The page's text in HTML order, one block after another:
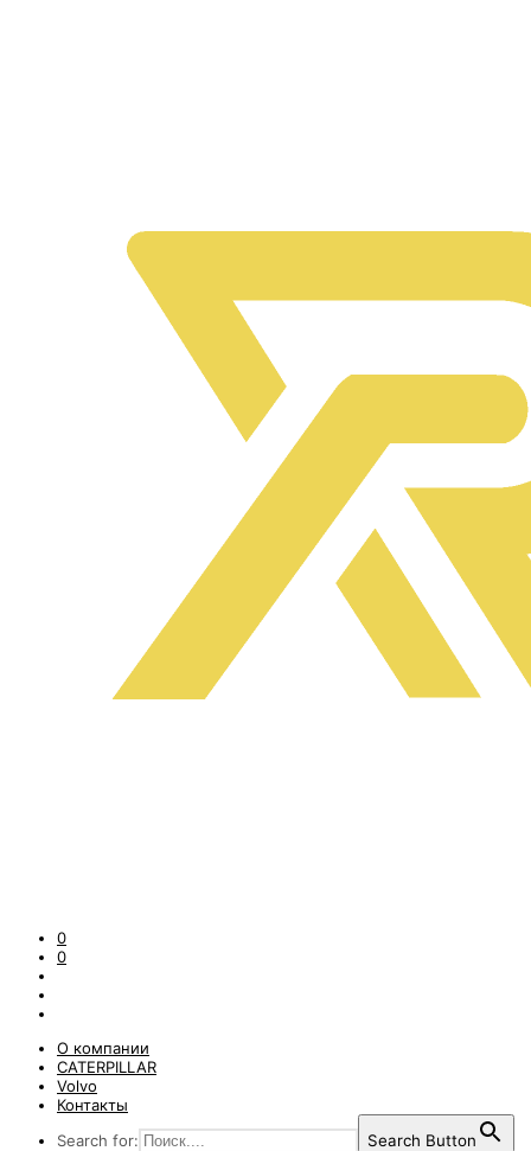
0
0
О компании
CATERPILLAR
Volvo
Контакты
Search for:
Search Button